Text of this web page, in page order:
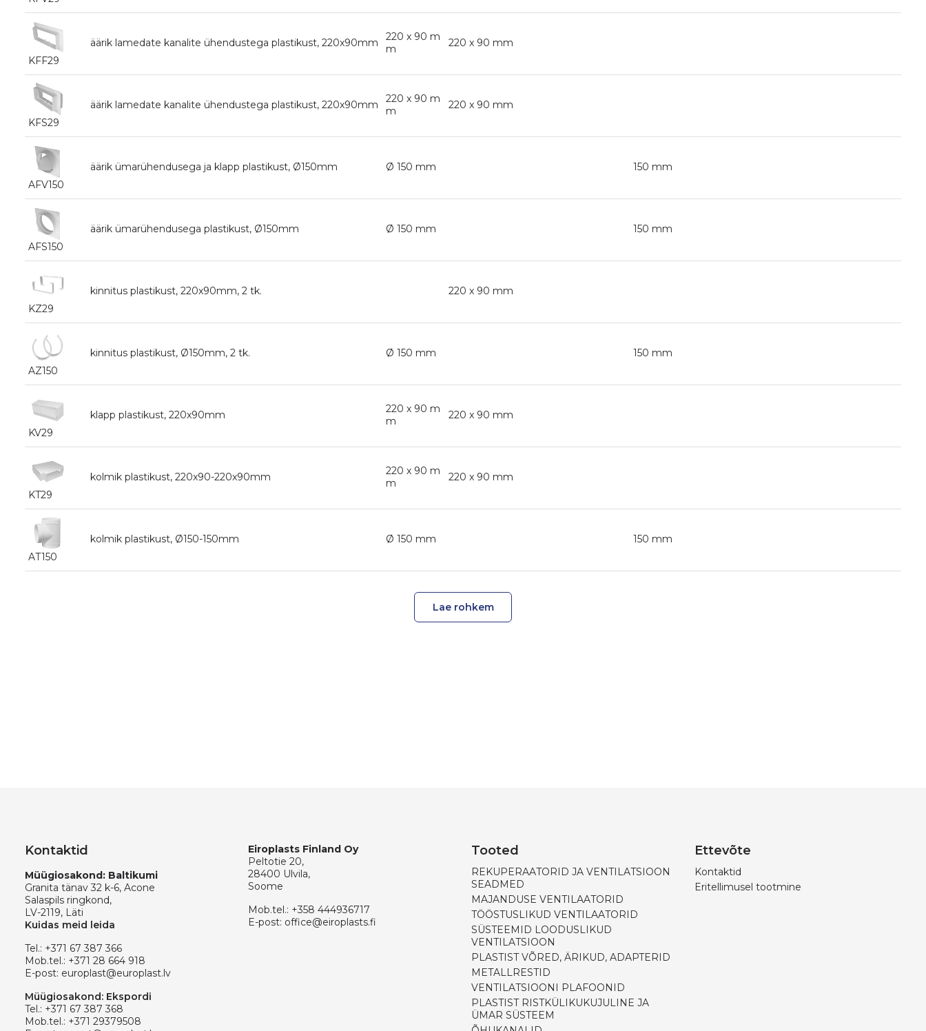
KFF29
äärik lamedate kanalite ühendustega plastikust, 220x90mm
220 x 90 m
m
220 x 90 mm
KFS29
äärik lamedate kanalite ühendustega plastikust, 220x90mm
220 x 90 m
m
220 x 90 mm
AFV150
äärik ümarühendusega ja klapp plastikust, Ø150mm Ø 150 mm 150 mm
AFS150
äärik ümarühendusega plastikust, Ø150mm Ø 150 mm 150 mm
KZ29
kinnitus plastikust, 220x90mm, 2 tk. 220 x 90 mm
AZ150
kinnitus plastikust, Ø150mm, 2 tk. Ø 150 mm 150 mm
KV29
klapp plastikust, 220x90mm
220 x 90 m
m
220 x 90 mm
KT29
kolmik plastikust, 220x90-220x90mm
220 x 90 m
m
220 x 90 mm
AT150
kolmik plastikust, Ø150-150mm Ø 150 mm 150 mm
Lae rohkem
Kontaktid
Müügiosakond: Baltikumi
Granita tänav 32 k-6, Acone
Salaspils ringkond,
LV-2119, Läti
Kuidas meid leida
Tel.: +371 67 387 366
Mob.tel.: +371 28 664 918
E-post: europlast@europlast.lv
Müügiosakond: Ekspordi
Tel.: +371 67 387 368
Mob.tel.: +371 29379508
Eiroplasts Finland Oy
Peltotie 20,
28400 Ulvila,
Soome
Mob.tel.: +358 444936717
E-post: office@eiroplasts.fi
Tooted
REKUPERAATORID JA VENTILATSIOON
SEADMED
MAJANDUSE VENTILAATORID
TÖÖSTUSLIKUD VENTILAATORID
SÜSTEEMID LOODUSLIKUD
VENTILATSIOON
PLASTIST VÕRED, ÄRIKUD, ADAPTERID
METALLRESTID
VENTILATSIOONI PLAFOONID
PLASTIST RISTKÜLIKUKUJULINE JA
ÜMAR SÜSTEEM
Ettevõte
Kontaktid
Eritellimusel tootmine